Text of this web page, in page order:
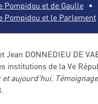
Pompidou et de Gaulle
Pompidou et le Parlement
Jean DONNEDIEU DE
institutions de la Ve
aujourd'hui.